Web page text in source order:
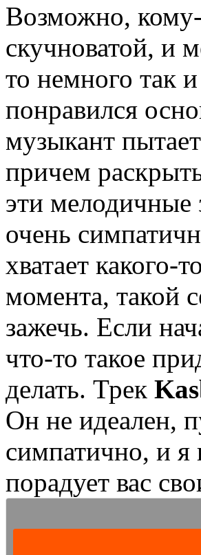
Возможно, кому-
скучноватой, и
то немного так
понравился
музыкант
причем
эти мелодичные
очень
хватает какого-
момента, такой
зажечь. Если
что-то такое
делать. Трек
Он не идеален,
симпатично, и я
порадует вас